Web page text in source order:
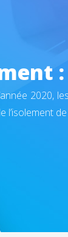
2020,
l’isolement